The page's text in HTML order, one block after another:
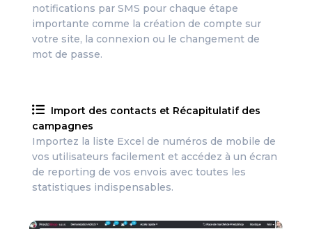
notifications par SMS pour chaque étape
importante comme la création de compte sur
votre site, la connexion ou le changement de
mot de passe.
Import des contacts et Récapitulatif des
campagnes
Importez la liste Excel de numéros de mobile de
vos utilisateurs facilement et accédez à un écran
de reporting de vos envois avec toutes les
statistiques indispensables.